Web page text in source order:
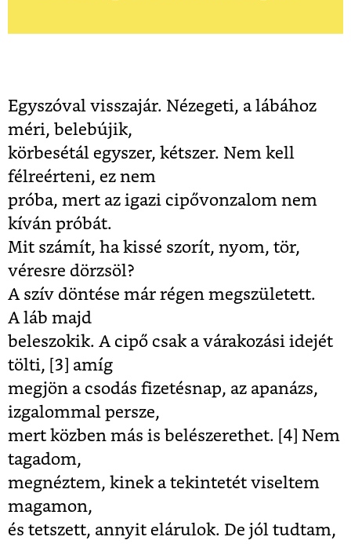
Egyszóval visszajár. Nézegeti, a lábához
méri, belebújik,
körbesétál egyszer, kétszer. Nem kell
félreérteni, ez nem
próba, mert az igazi cipővonzalom nem
kíván próbát.
Mit számít, ha kissé szorít, nyom, tör,
véresre dörzsöl?
A szív döntése már régen megszületett.
A láb majd
beleszokik. A cipő csak a várakozási idejét
tölti, [3]
amíg
megjön a csodás fizetésnap, az apanázs,
izgalommal persze,
mert közben más is belészerethet. [4]
Nem
tagadom,
megnéztem, kinek a tekintetét viseltem
magamon,
és tetszett, annyit elárulok. De jól tudtam,